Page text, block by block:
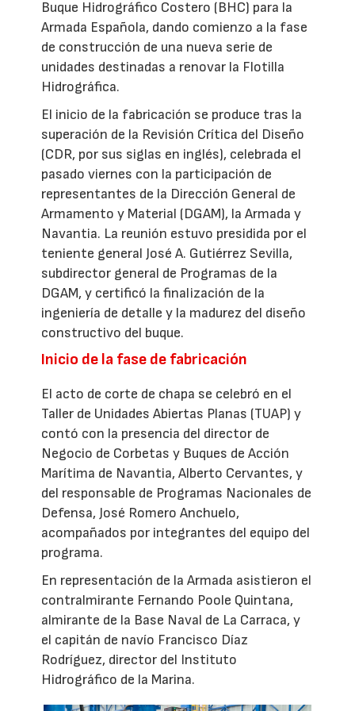
Buque Hidrográfico Costero (BHC) para la
Armada Española, dando comienzo a la fase
de construcción de una nueva serie de
unidades destinadas a renovar la Flotilla
Hidrográfica.
El inicio de la fabricación se produce tras la
superación de la Revisión Crítica del Diseño
(CDR, por sus siglas en inglés), celebrada el
pasado viernes con la participación de
representantes de la Dirección General de
Armamento y Material (DGAM), la Armada y
Navantia. La reunión estuvo presidida por el
teniente general José A. Gutiérrez Sevilla,
subdirector general de Programas de la
DGAM, y certificó la finalización de la
ingeniería de detalle y la madurez del diseño
constructivo del buque.
Inicio de la fase de fabricación
El acto de corte de chapa se celebró en el
Taller de Unidades Abiertas Planas (TUAP) y
contó con la presencia del director de
Negocio de Corbetas y Buques de Acción
Marítima de Navantia, Alberto Cervantes, y
del responsable de Programas Nacionales de
Defensa, José Romero Anchuelo,
acompañados por integrantes del equipo del
programa.
En representación de la Armada asistieron el
contralmirante Fernando Poole Quintana,
almirante de la Base Naval de La Carraca, y
el capitán de navío Francisco Díaz
Rodríguez, director del Instituto
Hidrográfico de la Marina.